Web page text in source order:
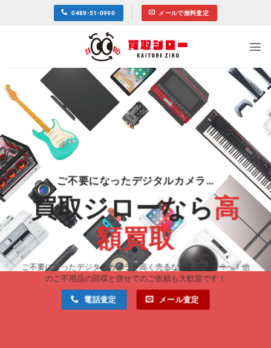
0489-51-0990 メールで無料査定
ご不要になったデジタルカメラ…
買取ジローなら高
額買取
ご不要になったデジタルカメラを高く売るなら買取ジローへ！他
のご不用品の回収と併せてのご依頼も大歓迎です！
電話査定 メール査定